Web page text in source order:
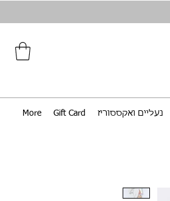
נעליים ואקססוריז Gift Card
More